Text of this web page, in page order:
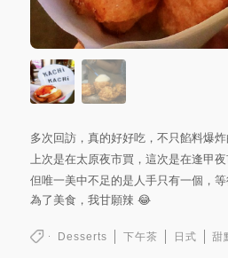
多次回訪，真的好好吃，不只餡料爆
上次是在太原夜市買，這次是在逢甲
但唯一美中不足的是人手只有一個，
為了美食，我甘願辣 😂
Desserts 下午茶 日式 甜